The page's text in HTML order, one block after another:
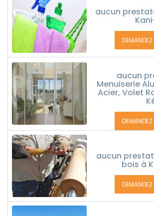
aucun
aucun
Menuiserie
Acier, Volet
aucun
bois à